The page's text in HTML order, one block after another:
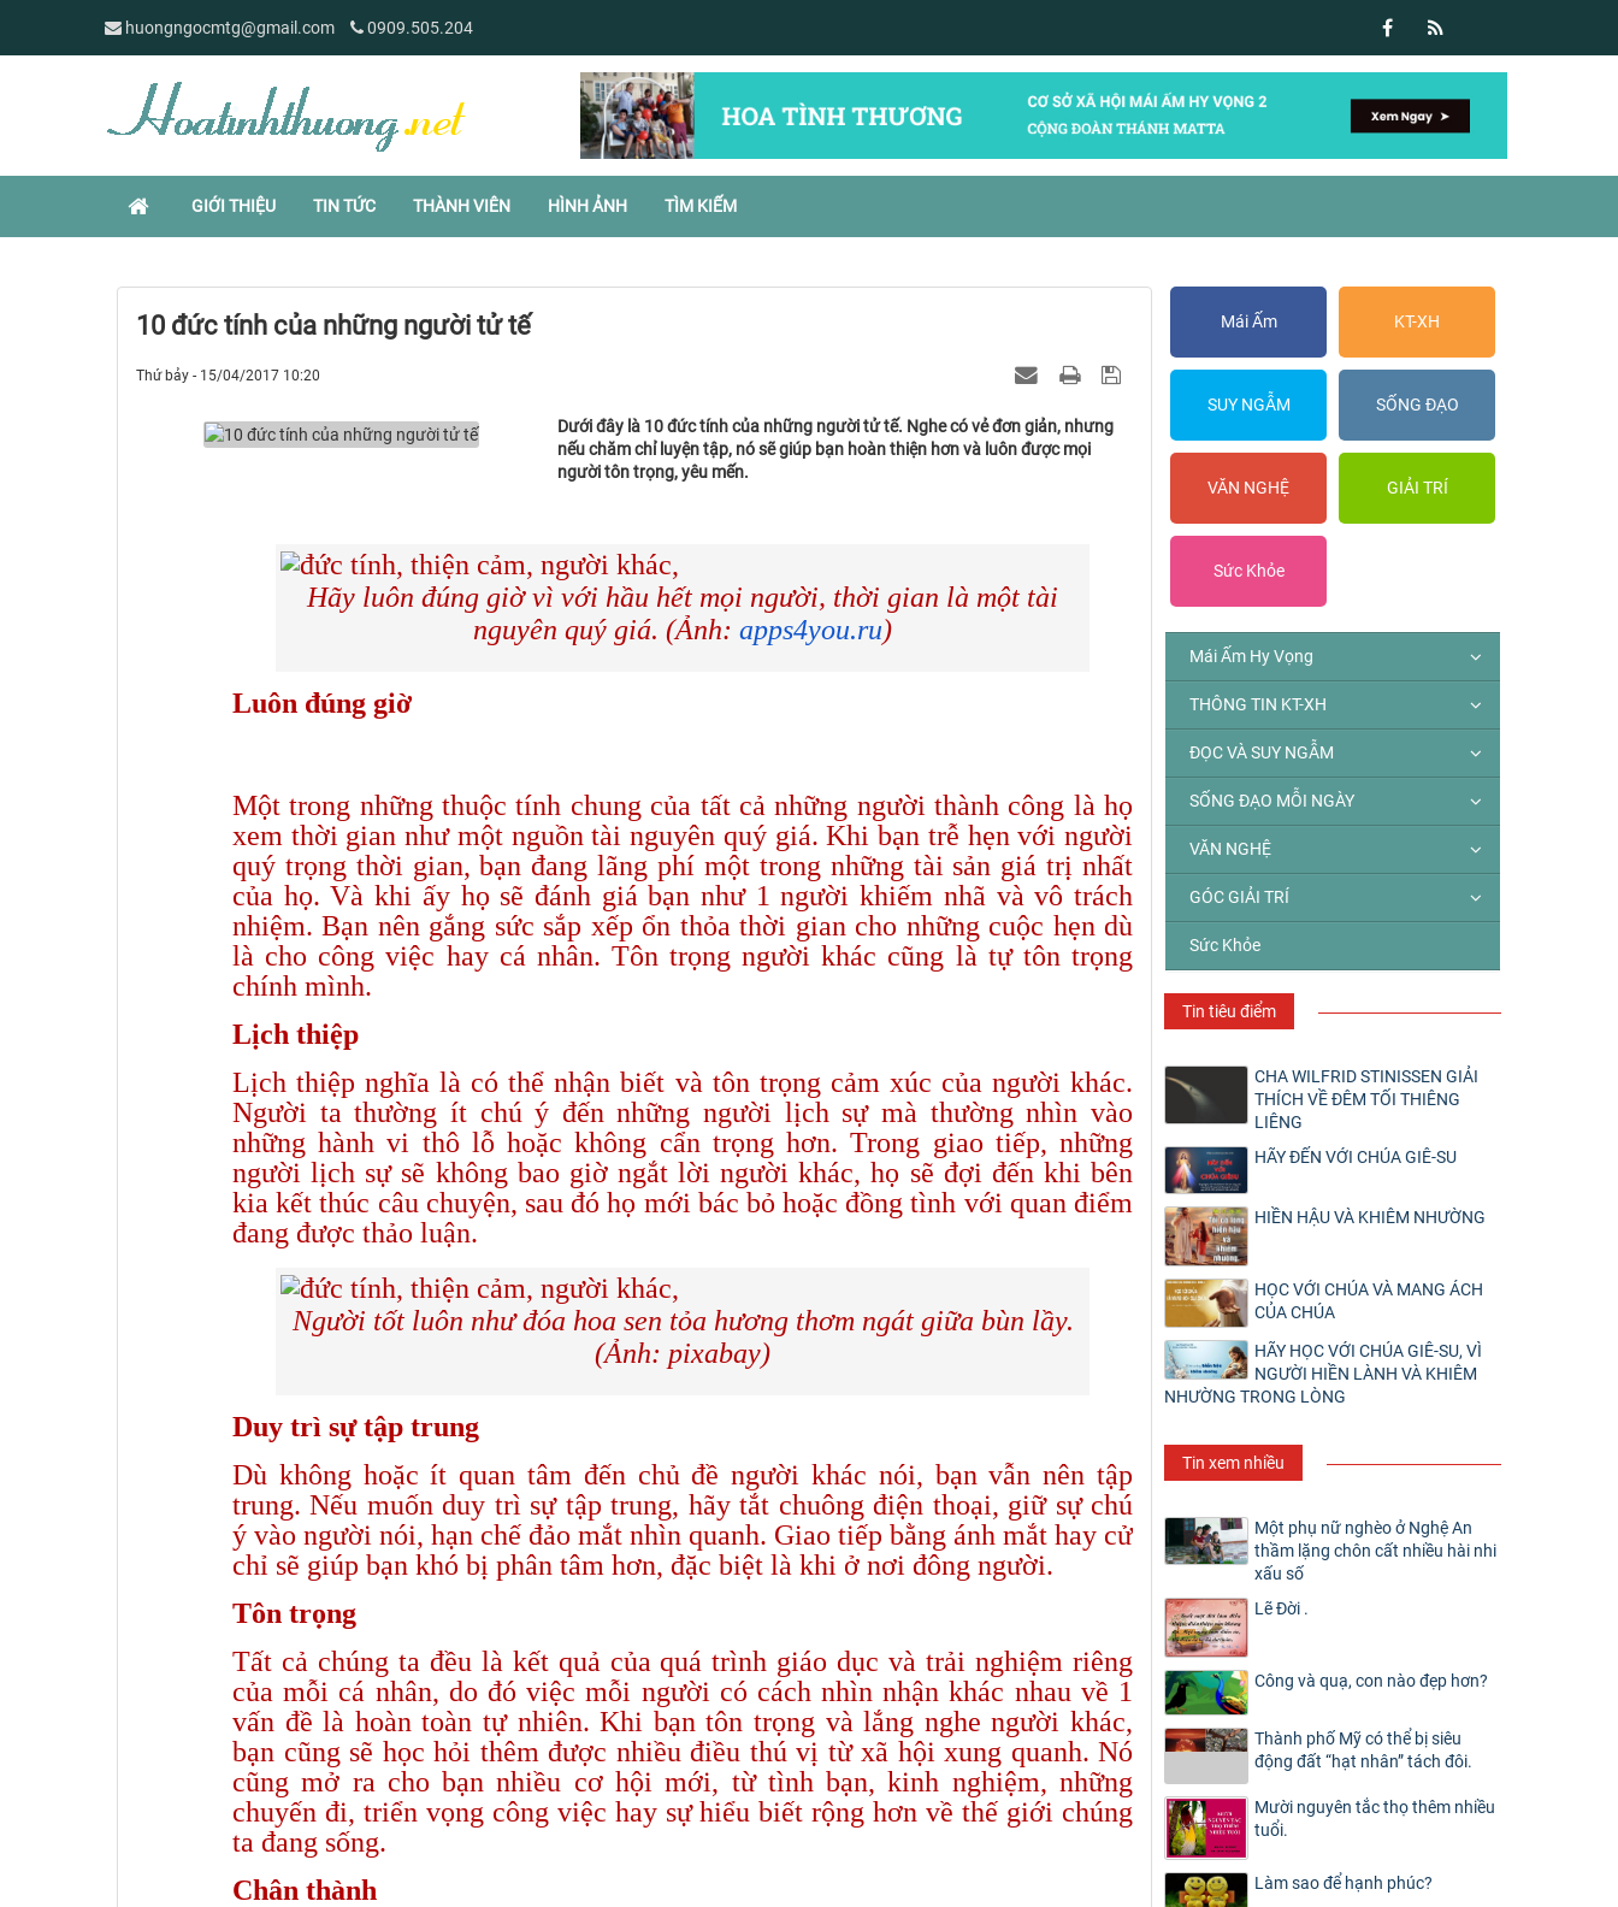
huongngocmtg@gmail.com 0909.505.204
GIỚI THIỆU TIN TỨC THÀNH VIÊN HÌNH ẢNH TÌM KIẾM
10 đức tính của những người tử tế
Thứ bảy - 15/04/2017 10:20
Dưới đây là 10 đức tính của những người tử tế. Nghe có vẻ đơn giản, nhưng
nếu chăm chỉ luyện tập, nó sẽ giúp bạn hoàn thiện hơn và luôn được mọi
người tôn trọng, yêu mến.
Hãy luôn đúng giờ vì với hầu hết mọi người, thời gian là một tài
nguyên quý giá. (Ảnh: apps4you.ru)
Luôn đúng giờ
Một trong những thuộc tính chung của tất cả những người thành công là họ
xem thời gian như một nguồn tài nguyên quý giá. Khi bạn trễ hẹn với người
quý trọng thời gian, bạn đang lãng phí một trong những tài sản giá trị nhất
của họ. Và khi ấy họ sẽ đánh giá bạn như 1 người khiếm nhã và vô trách
nhiệm. Bạn nên gắng sức sắp xếp ổn thỏa thời gian cho những cuộc hẹn dù
là cho công việc hay cá nhân. Tôn trọng người khác cũng là tự tôn trọng
chính mình.
Lịch thiệp
Lịch thiệp nghĩa là có thể nhận biết và tôn trọng cảm xúc của người khác.
Người ta thường ít chú ý đến những người lịch sự mà thường nhìn vào
những hành vi thô lỗ hoặc không cẩn trọng hơn. Trong giao tiếp, những
người lịch sự sẽ không bao giờ ngắt lời người khác, họ sẽ đợi đến khi bên
kia kết thúc câu chuyện, sau đó họ mới bác bỏ hoặc đồng tình với quan điểm
đang được thảo luận.
Người tốt luôn như đóa hoa sen tỏa hương thơm ngát giữa bùn lầy.
(Ảnh: pixabay)
Duy trì sự tập trung
Dù không hoặc ít quan tâm đến chủ đề người khác nói, bạn vẫn nên tập
trung. Nếu muốn duy trì sự tập trung, hãy tắt chuông điện thoại, giữ sự chú
ý vào người nói, hạn chế đảo mắt nhìn quanh. Giao tiếp bằng ánh mắt hay cử
chỉ sẽ giúp bạn khó bị phân tâm hơn, đặc biệt là khi ở nơi đông người.
Tôn trọng
Tất cả chúng ta đều là kết quả của quá trình giáo dục và trải nghiệm riêng
của mỗi cá nhân, do đó việc mỗi người có cách nhìn nhận khác nhau về 1
vấn đề là hoàn toàn tự nhiên. Khi bạn tôn trọng và lắng nghe người khác,
bạn cũng sẽ học hỏi thêm được nhiều điều thú vị từ xã hội xung quanh. Nó
cũng mở ra cho bạn nhiều cơ hội mới, từ tình bạn, kinh nghiệm, những
chuyến đi, triển vọng công việc hay sự hiểu biết rộng hơn về thế giới chúng
ta đang sống.
Chân thành
Mái Ấm KT-XH
SUY NGẪM SỐNG ĐẠO
VĂN NGHỆ GIẢI TRÍ
Sức Khỏe
Mái Ấm Hy Vọng
THÔNG TIN KT-XH
ĐỌC VÀ SUY NGẪM
SỐNG ĐẠO MỖI NGÀY
VĂN NGHỆ
GÓC GIẢI TRÍ
Sức Khỏe
Tin tiêu điểm
CHA WILFRID STINISSEN GIẢI
THÍCH VỀ ĐÊM TỐI THIÊNG
LIÊNG
HÃY ĐẾN VỚI CHÚA GIÊ-SU
HIỀN HẬU VÀ KHIÊM NHƯỜNG
HỌC VỚI CHÚA VÀ MANG ÁCH
CỦA CHÚA
HÃY HỌC VỚI CHÚA GIÊ-SU, VÌ
NGƯỜI HIỀN LÀNH VÀ KHIÊM
NHƯỜNG TRONG LÒNG
Tin xem nhiều
Một phụ nữ nghèo ở Nghệ An
thầm lặng chôn cất nhiều hài nhi
xấu số
Lẽ Đời .
Công và quạ, con nào đẹp hơn?
Thành phố Mỹ có thể bị siêu
động đất “hạt nhân” tách đôi.
Mười nguyên tắc thọ thêm nhiều
tuổi.
Làm sao để hạnh phúc?